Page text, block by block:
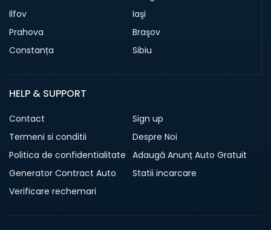
Ilfov
Iaşi
Prahova
Braşov
Constanța
Sibiu
HELP & SUPPORT
Contact
Sign up
Termeni si conditii
Despre Noi
Politica de confidentialitate Adaugă Anunț Auto Gratuit
Generator Contract Auto
Statii incarcare
Verificare rechemari